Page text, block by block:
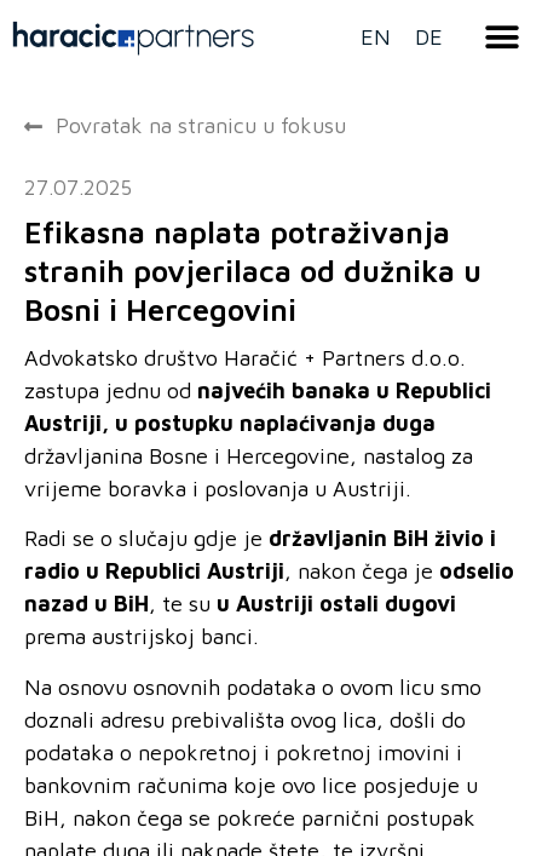
EN DE
Povratak na stranicu u fokusu
27.07.2025
Efikasna naplata potraživanja
stranih povjerilaca od dužnika u
Bosni i Hercegovini
Advokatsko društvo Haračić + Partners d.o.o.
zastupa jednu od najvećih banaka u Republici
Austriji, u postupku naplaćivanja duga
državljanina Bosne i Hercegovine, nastalog za
vrijeme boravka i poslovanja u Austriji.
Radi se o slučaju gdje je državljanin BiH živio i
radio u Republici Austriji, nakon čega je odselio
nazad u BiH, te su u Austriji ostali dugovi
prema austrijskoj banci.
Na osnovu osnovnih podataka o ovom licu smo
doznali adresu prebivališta ovog lica, došli do
podataka o nepokretnoj i pokretnoj imovini i
bankovnim računima koje ovo lice posjeduje u
BiH, nakon čega se pokreće parnični postupak
naplate duga ili naknade štete, te izvršni